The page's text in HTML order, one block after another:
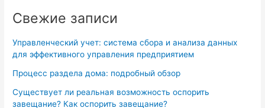
Свежие записи
Управленческий учет: система сбора и анализа данных
для эффективного управления предприятием
Процесс раздела дома: подробный обзор
Существует ли реальная возможность оспорить
завещание? Как оспорить завещание?